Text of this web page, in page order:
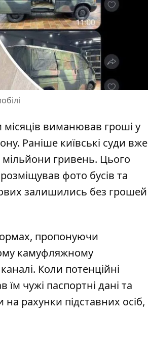
місяців виманював гроші у
Раніше київські суди вже
мільйони гривень. Цього
фото бусів та
залишились без грошей
пропонуючи
камуфляжному
Коли потенційні
чужі паспортні дані та
рахунки підставних осіб,